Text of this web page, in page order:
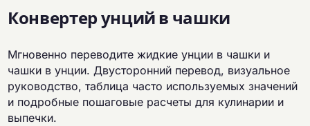
Конвертер унций в чашки
Мгновенно переводите жидкие унции в чашки и
чашки в унции. Двусторонний перевод, визуальное
руководство, таблица часто используемых значений
и подробные пошаговые расчеты для кулинарии и
выпечки.